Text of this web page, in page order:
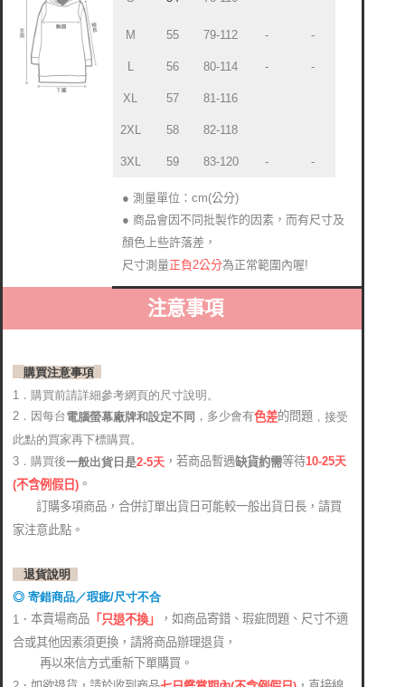
M 55 79-112 - -
56 80-114 - -
XL 57 81-116
2XL 58 82-118
3XL 59 83-120 - -
● 測量單位：cm(公分)
● 商品會因不同批製作的因素，而有尺寸及
顏色上些許落差 ，
尺寸測量正負2公分為正常範圍內喔!
注意事項
購買注意事項
1．購買前請詳細參考網頁的尺寸說明。
2．因每台電腦螢幕廠牌和設定不同 ，多少會有色差的問題 ，接受
此點的買家再下標購買。
3．購買後一般出貨日是2-5天 ，若商品暫遇缺貨約需等待10-25天
(不含例假日) 。
訂購多項商品，合併訂單出貨日可能較一般出貨日長，請買
家注意此點。
退貨說明
◎ 寄錯商品／瑕疵/尺寸不合
1． 本賣場商品 「只退不換」
，如商品寄錯、瑕疵問題、尺寸不適
合或其他因素須更換，請將商品辦理退貨，
再以來信方式重新下單購買。